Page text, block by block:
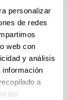
personalizar
de redes
web con
y análisis
información
a